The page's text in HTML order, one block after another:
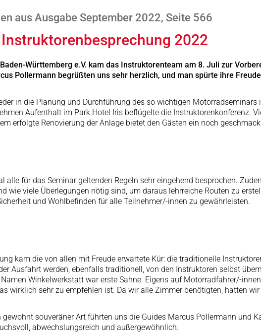
aus Ausgabe September 2022, Seite 566
2022
Württemberg e.V. kam das Instruktorenteam am 8. Juli zur
Pollermann begrüßten uns sehr herzlich, und man spürte ihre
in die Planung und Durchführung des so wichtigen
Aufenthalt im Park Hotel Iris beflügelte die Instruktorenkonferenz.
erfolgte Renovierung der Anlage bietet den Gästen ein noch
alle für das Seminar geltenden Regeln sehr eingehend besprochen.
wie viele Überlegungen nötig sind, um daraus lehrreiche Routen zu
und Wohlbefinden für alle Teilnehmer/-innen zu gewährleisten.
kam die von allen mit Freude erwartete Kür: die traditionelle
Ausfahrt werden, ebenfalls traditionell, von den Instruktoren selbst
Winkelwerkstatt war erste Sahne. Eigens auf Motorradfahrer/-
wirklich sehr zu empfehlen ist. Da wir alle Zimmer benötigten, hatten
souveräner Art führten uns die Guides Marcus Pollermann und
abwechslungsreich und außergewöhnlich.